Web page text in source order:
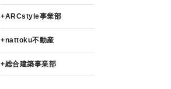
ARCstyle事業部
nattoku不動産
総合建築事業部